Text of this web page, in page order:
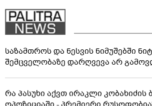
საზამთროს და ნესვის ნიმუშებში
შემცველობაზე დარღვევა არ
რა პასუხი აქვთ ირაკლი კობახიძის